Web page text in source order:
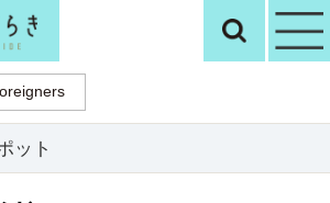
観光いばらき検
ット